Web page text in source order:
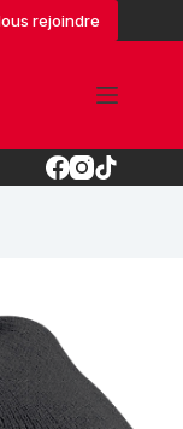
rejoindre